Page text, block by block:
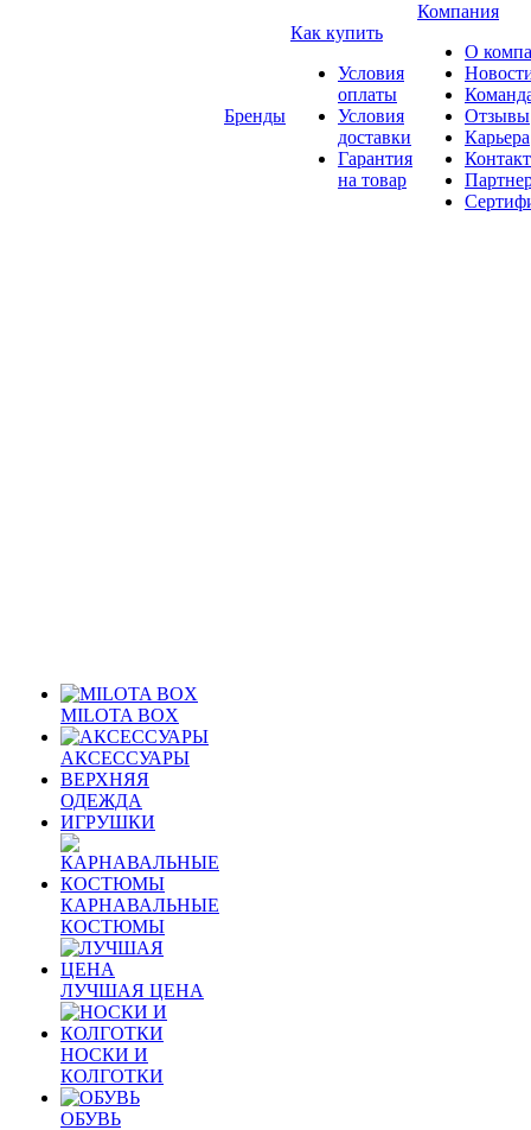
MILOTA BOX
АКСЕССУАРЫ
ВЕРХНЯЯ
ОДЕЖДА
ИГРУШКИ
КАРНАВАЛЬНЫЕ
КОСТЮМЫ
ЛУЧШАЯ ЦЕНА
НОСКИ И
КОЛГОТКИ
ОБУВЬ
Бренды
Как купить
Условия
оплаты
Условия
доставки
Гарантия
на товар
Компания
О
Отзывы
Карьера